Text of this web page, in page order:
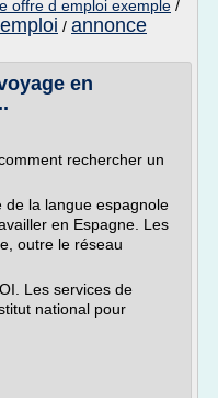
offre d emploi exemple /
/ annonce
en
rechercher un
de la langue espagnole
en Espagne. Les
outre le réseau
Les services de
national pour